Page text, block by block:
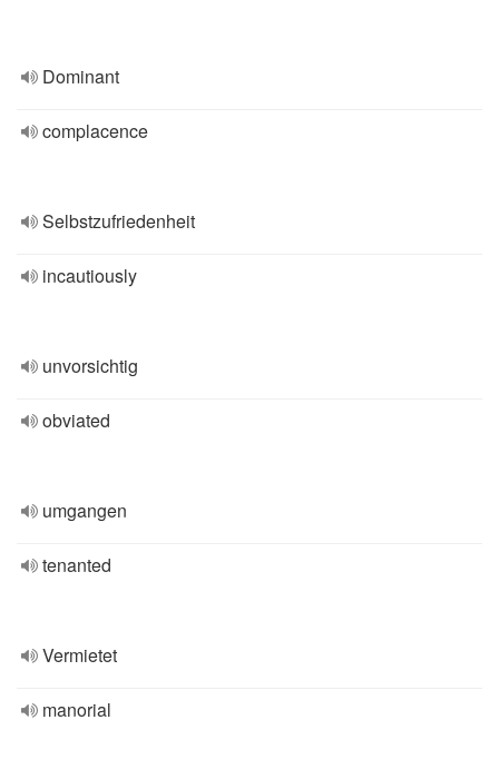
Dominant
complacence
Selbstzufriedenheit
incautiously
unvorsichtig
obviated
umgangen
tenanted
Vermietet
manorial